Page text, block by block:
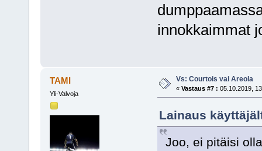
innokkaimmat
TAMI
Yli-Valvoja
Vs: Courtois vai Areola
« Vastaus #7 : 05.10.2019,
Lainaus
Joo, ei pitäisi